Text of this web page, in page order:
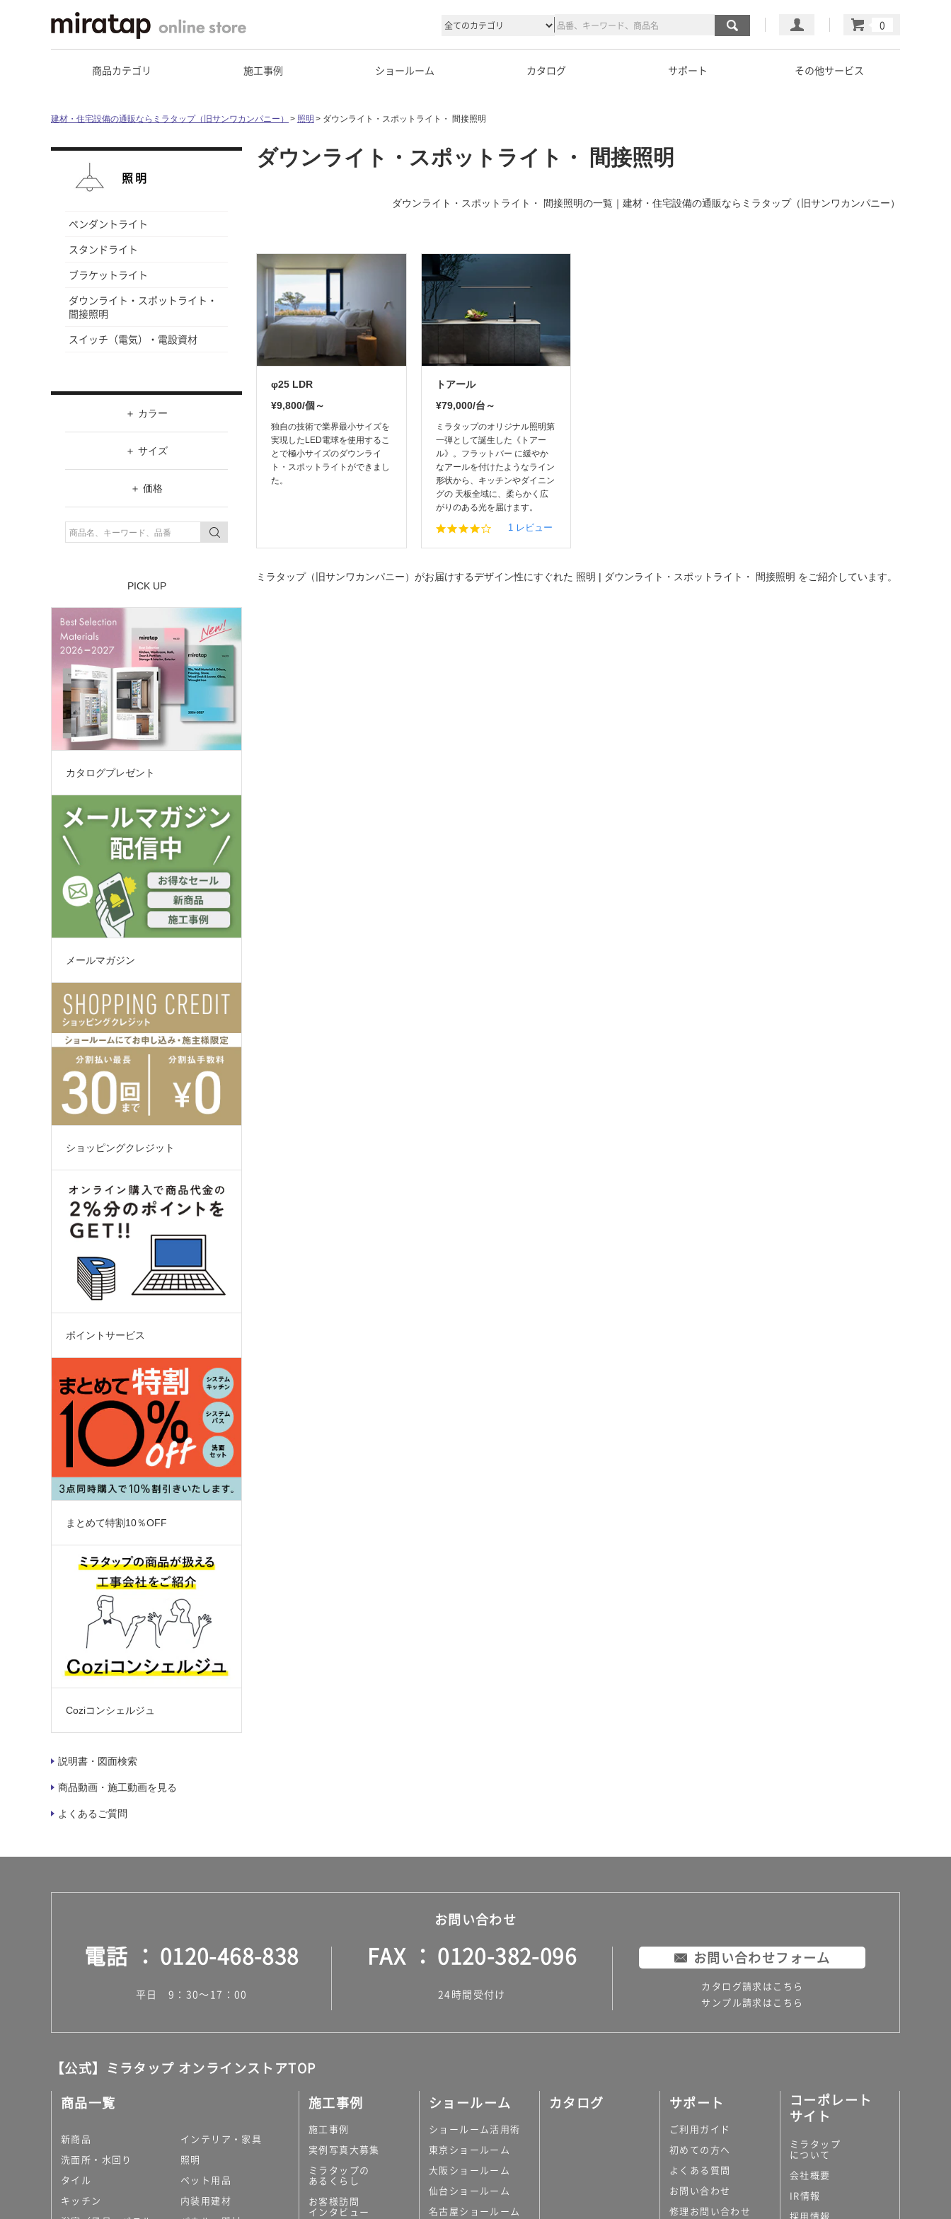
マイページ
カート
商品カテゴリ 施工事例 ショールーム カタログ サポート その他サービス
建材・住宅設備の通販ならミラタップ（旧サンワカンパニー） 照明 ダウンライト・スポットライト・ 間接照明
ダウンライト・スポットライト・ 間接照明
ダウンライト・スポットライト・ 間接照明の一覧｜建材・住宅設備の通販ならミラタップ（旧サンワカンパニー）
φ25 LDR
¥9,800/個～
独自の技術で業界最小サイズを
実現したLED電球を使用するこ
とで極小サイズのダウンライ
ト・スポットライトができまし
た。
トアール
¥79,000/台～
ミラタップのオリジナル照明第
一弾として誕生した《トアー
ル》。フラットバー に緩やか
なアールを付けたようなライン
形状から、キッチンやダイニン
グの 天板全域に、柔らかく広
がりのある光を届けます。
4.
s
a
1 レビュー
ミラタップ（旧サンワカンパニー）がお届けするデザイン性にすぐれた 照明 | ダウンライト・スポットライト・ 間接照明 をご紹介しています。
照明
ペンダントライト
スタンドライト
ブラケットライト
ダウンライト・スポットライト・
間接照明
スイッチ（電気）・電設資材
カラー
ブラック
シルバー
その他(マルチカラー)
サイズ
～
H（高さ）
価格
¥2,981～¥3,980
～
PICK UP
カタログプレゼント
メールマガジン
ショッピングクレジット
ポイントサービス
まとめて特割10％OFF
Coziコンシェルジュ
説明書・図面検索
商品動画・施工動画を見る
よくあるご質問
お問い合わせ
電話 0120-468-838
平日 9：30～17：00
FAX 0120-382-096
24時間受付け
お問い合わせフォーム
カタログ請求はこちら
サンプル請求はこちら
【公式】ミラタップ オンラインストアTOP
商品一覧
新商品
洗面所・水回り
タイル
キッチン
インテリア・家具
照明
ペット用品
内装用建材
施工事例
施工事例
実例写真大募集
ミラタップの
あるくらし
お客様訪問
インタビュー
ショールーム
ショールーム活用術
東京ショールーム
大阪ショールーム
仙台ショールーム
名古屋ショールーム
カタログ サポート
ご利用ガイド
初めての方へ
よくある質問
お問い合わせ
修理お問い合わせ
コーポレート
サイト
ミラタップ
について
会社概要
IR情報
採用情報